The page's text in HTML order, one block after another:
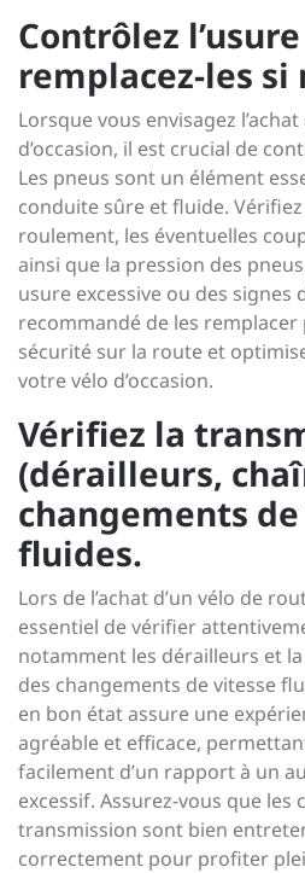
Contrôlez
remplacez-les si
Lorsque vous envisagez
d’occasion, il est crucial de
Les pneus sont un élément
conduite sûre et fluide. Vérifiez
roulement, les éventuelles
ainsi que la pression des
usure excessive ou des
recommandé de les
sécurité sur la route et
votre vélo d’occasion.
Vérifiez la
(dérailleurs,
changements
fluides.
Lors de l’achat d’un vélo de
essentiel de vérifier
notamment les dérailleurs et
des changements de vitesse
en bon état assure une
agréable et efficace,
facilement d’un rapport à un
excessif. Assurez-vous que les
transmission sont bien
correctement pour profiter